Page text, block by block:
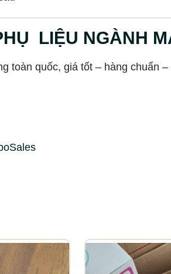
LIỆU NGÀNH
toàn quốc, giá tốt – hàng chuẩn